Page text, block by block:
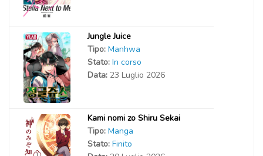
Jungle Juice
Tipo: Manhwa
Stato: In corso
Data: 23 Luglio 2026
Kami nomi zo Shiru Sekai
Tipo: Manga
Stato: Finito